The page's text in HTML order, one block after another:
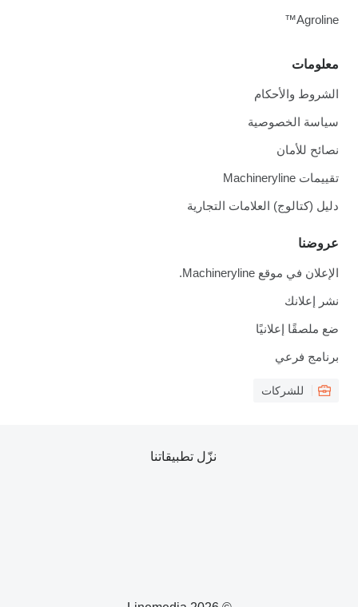
معلومات
الشروط والأحكام
سياسة الخصوصية
نصائح للأمان
تقييمات Machineryline
دليل (كتالوج) العلامات التجارية
عروضنا
الإعلان في موقع Machineryline.
نشر إعلانك
ضع ملصقًا إعلانيًا
برنامج فرعي
للشركات
Agroline™
نزّل تطبيقاتنا